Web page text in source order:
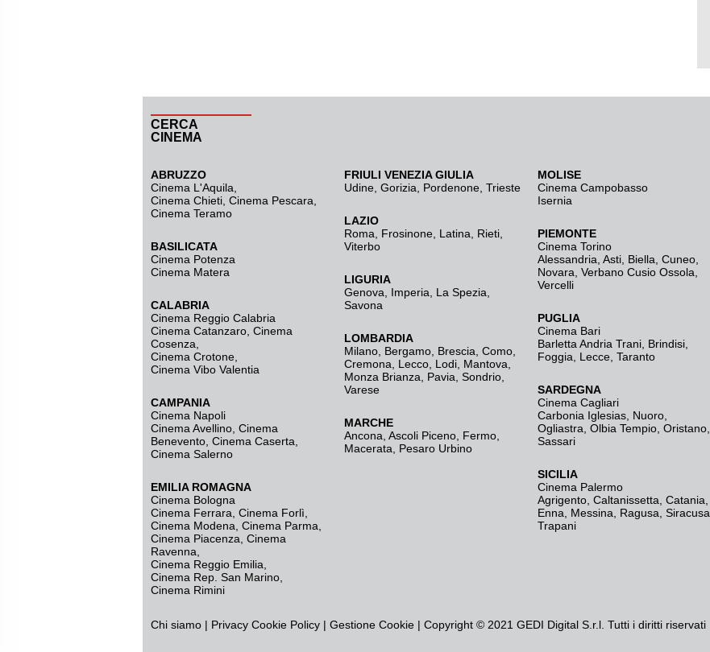
CERCA
CINEMA
ABRUZZO
Cinema L'Aquila
Cinema Chieti, Cinema Pescara,
Cinema Teramo
BASILICATA
Cinema Potenza
Cinema Matera
CALABRIA
Cinema Reggio Calabria
Cinema Catanzaro Cinema
Cosenza
Cinema Crotone
Cinema Vibo Valentia
CAMPANIA
Cinema Napoli
Cinema Avellino Cinema
Benevento Cinema Caserta
Cinema Salerno
EMILIA ROMAGNA
Cinema Bologna
Cinema Ferrara Cinema Forlì
Cinema Modena Cinema Parma
Cinema Piacenza Cinema
Ravenna
Cinema Reggio Emilia
Cinema Rep. San Marino
Cinema Rimini
FRIULI VENEZIA GIULIA
Udine Gorizia Pordenone Trieste
LAZIO
Roma
Frosinone Latina Rieti
Viterbo
LIGURIA
Genova
Imperia La Spezia
Savona
LOMBARDIA
Milano Bergamo Brescia, Como
Cremona
Lecco Lodi Mantova
Monza Brianza
Pavia Sondrio
Varese
MARCHE
Ancona Ascoli Piceno Fermo
Macerata
Pesaro Urbino
MOLISE
Cinema Campobasso
Isernia
PIEMONTE
Cinema Torino
Alessandria Asti Biella Cuneo
Novara Verbano Cusio Ossola
Vercelli
PUGLIA
Cinema Bari
Barletta Andria Trani Brindisi
Foggia
Lecce Taranto
SARDEGNA
Cinema Cagliari
Carbonia Iglesias Nuoro
Ogliastra Olbia Tempio Oristano
Sassari
SICILIA
Cinema Palermo
Agrigento Caltanissetta Catania
Enna
Messina Ragusa Siracusa
Trapani
Chi siamo | Privacy Cookie Policy | Gestione Cookie | Copyright © 2021 GEDI Digital S.r.l. Tutti i diritti riservati